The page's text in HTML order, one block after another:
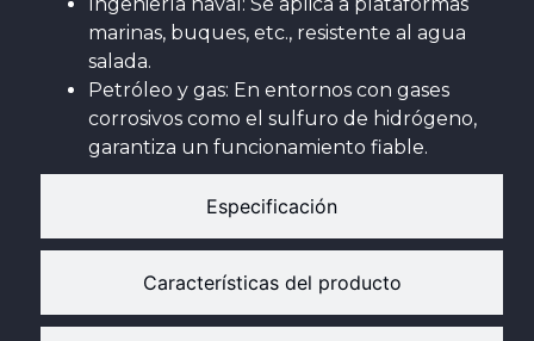
Especificación
Características del producto
marinas, buques, etc., resistente al agua
salada.
Petróleo y gas: En entornos con gases
corrosivos como el sulfuro de hidrógeno,
garantiza un funcionamiento fiable.